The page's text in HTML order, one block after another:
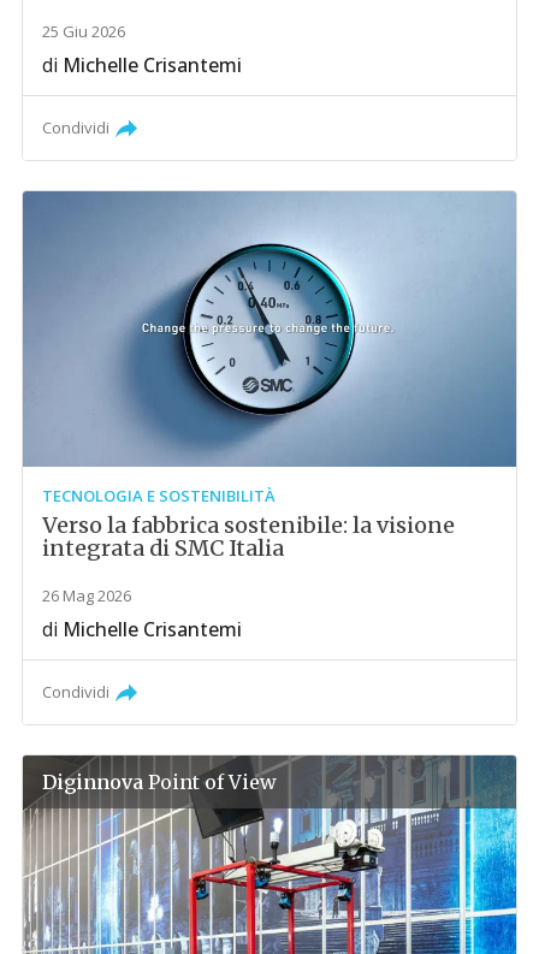
25 Giu 2026
di Michelle Crisantemi
Condividi
TECNOLOGIA E SOSTENIBILITÀ
Verso la fabbrica sostenibile: la visione
integrata di SMC Italia
26 Mag 2026
di Michelle Crisantemi
Condividi
Diginnova Point of View